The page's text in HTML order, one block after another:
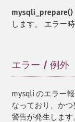
mysqli_prepare()
します。 エラー
エラー / 例外
mysqli のエラー
なっており、かつ
警告が発生しま